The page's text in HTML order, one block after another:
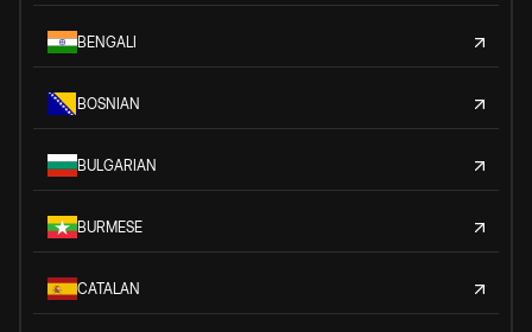
BENGALI
BOSNIAN
BULGARIAN
BURMESE
CATALAN